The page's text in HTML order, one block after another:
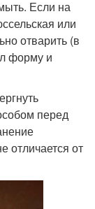
Если на
или
отварить (в
форму и
перед
отличается от